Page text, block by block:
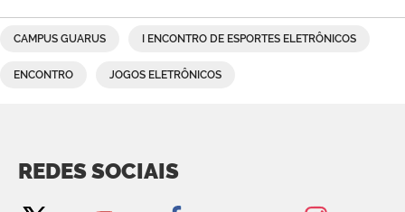
CAMPUS GUARUS I ENCONTRO DE ESPORTES ELETRÔNICOS
ENCONTRO JOGOS ELETRÔNICOS
REDES SOCIAIS